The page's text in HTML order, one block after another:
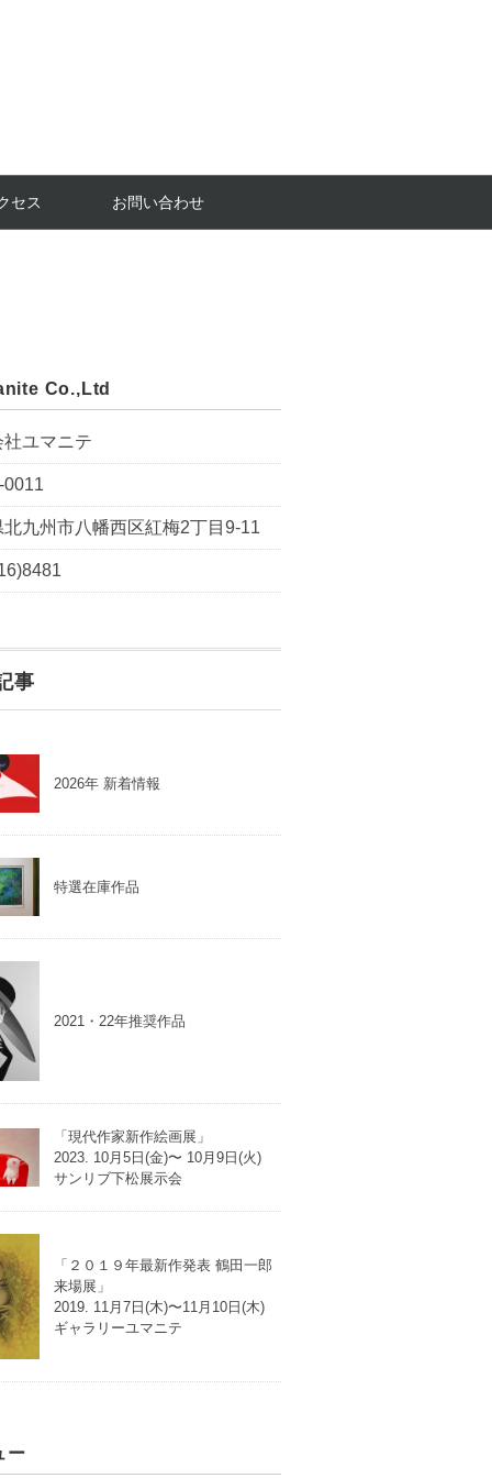
セス お問い合わせ
Co.,Ltd
社ユマニテ
0011
北九州市八幡西区紅梅2丁目9-11
事
2026年 新着情報
特選在庫作品
2021・22年推奨作品
「現代作家新作絵画展」
2023. 10月5日(金)〜 10月9日(火)
サンリブ下松展示会
「２０１９年最新作発表 鶴田一郎
来場展」
2019. 11月7日(木)〜11月10日(木)
ギャラリーユマニテ
ー